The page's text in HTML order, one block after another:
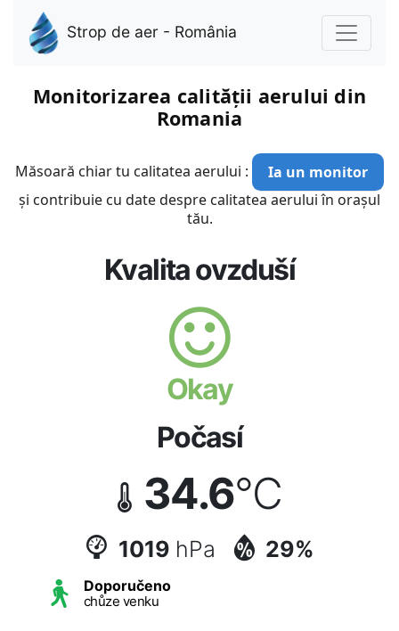
Strop de aer - România
Monitorizarea calității aerului din
Romania
Măsoară chiar tu calitatea aerului :
Ia un monitor
și contribuie cu date despre calitatea aerului în orașul
tău.
Kvalita ovzduší
Okay
Počasí
34.6°C
1019 hPa 29%
Doporučeno
chůze venku